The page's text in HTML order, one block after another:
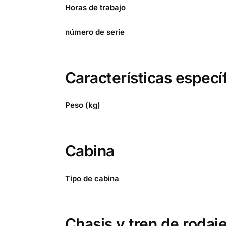
Horas de trabajo
número de serie
Características
Peso (kg)
Cabina
Tipo de cabina